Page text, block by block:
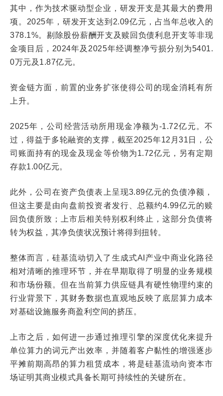
其中，作为技术驱动型企业，研发开支是其最大的费用
项。2025年，研发开支达到2.09亿元，占当年总收入的
378.1%。剔除股份薪酬开支及赎回负债利息开支等非现
金项目后，2024年及2025年经调整净亏损分别为5401.
0万元及1.87亿元。
资金链方面，前置的业务扩张使得公司的现金消耗有所
上升。
2025年，公司经营活动所用现金净额为-1.72亿元。不
过，得益于多轮融资的支撑，截至2025年12月31日，公
司账面持有的现金及现金等价物为1.72亿元，另有定期
存款1.00亿元。
此外，公司在资产负债表上呈现3.89亿元的负债净额，
但这主要是由向盘前投资者发行、总额约4.99亿元的赎
回负债所致；上市后相关特别权利终止，这部分负债将
转为权益，其净负债状况预计将得到扭转。
整体而言，硅基流动切入了生成式AI产业中商业化路径
相对清晰的推理环节，并在早期取得了明显的业务规模
和市场份额。但在当前算力供应链具有硬性物理约束的
行业背景下，其财务数据也直观地反映了底层算力成本
对基础设施服务商盈利空间的挤压。
上市之后，如何进一步通过推理引擎的深度优化来提升
单位算力的词元产出效率，并随着客户黏性的增强逐步
平摊前期高昂的算力租赁成本，将是硅基流动向资本市
场证明其商业模式具备长期可持续性的关键所在。